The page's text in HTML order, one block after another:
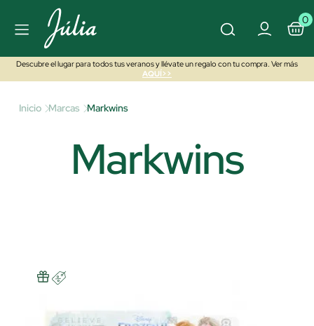
0
Descubre el lugar para todos tus veranos y llévate un regalo con tu compra. Ver más
AQUÍ>>
Inicio Marcas Markwins
Markwins